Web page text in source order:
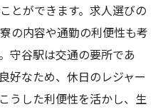
とができます。求人選びの
の内容や通勤の利便性も考
守谷駅は交通の要所であ
好なため、休日のレジャー
うした利便性を活かし、生